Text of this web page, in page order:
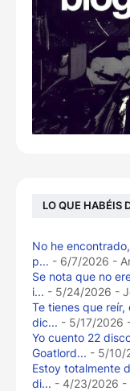
LO QUE HABÉIS
No he
p... - 6/7/2026 -
Se nota que no
i... - 5/24/2026 -
Te tienes que
dic... - 5/17/2026
Yo cuento 22
Goatlord... - 5/10/
Estoy totalmente
di... - 4/23/2026 -